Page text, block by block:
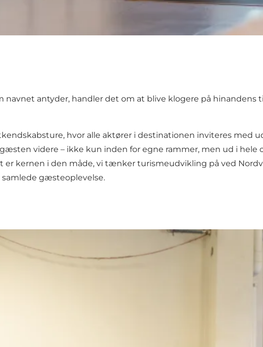
navnet antyder, handler det om at blive klogere på
hvor alle aktører i destinationen inviteres med
videre – ikke kun inden for egne rammer, men ud i
er kernen i den måde, vi tænker turismeudvikling på ved
gæsteoplevelse.